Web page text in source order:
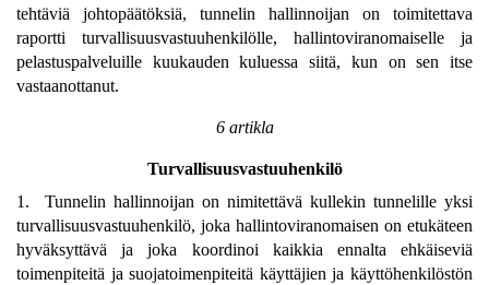
tehtäviä johtopäätöksiä, tunnelin hallinnoijan on toimitettava
raportti turvallisuusvastuuhenkilölle, hallintoviranomaiselle ja
pelastuspalveluille kuukauden kuluessa siitä, kun on sen itse
vastaanottanut.
6 artikla
Turvallisuusvastuuhenkilö
1. Tunnelin hallinnoijan on nimitettävä kullekin tunnelille yksi
turvallisuusvastuuhenkilö, joka hallintoviranomaisen on etukäteen
hyväksyttävä ja joka koordinoi kaikkia ennalta ehkäiseviä
toimenpiteitä ja suojatoimenpiteitä käyttäjien ja käyttöhenkilöstön